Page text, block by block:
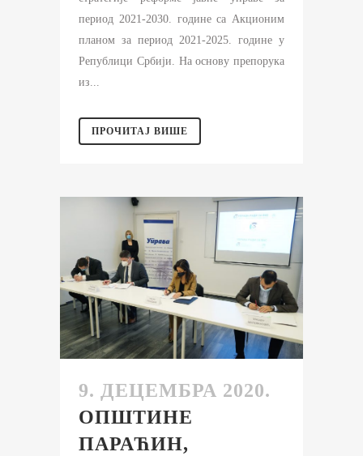
период 2021-2030. године са Акционим
планом за период 2021-2025. године у
Републици Србији. На основу препорука
из...
ПРОЧИТАЈ ВИШЕ
9. ДЕЦЕМБРА 2020.
ОПШТИНЕ
ПАРАЋИН,